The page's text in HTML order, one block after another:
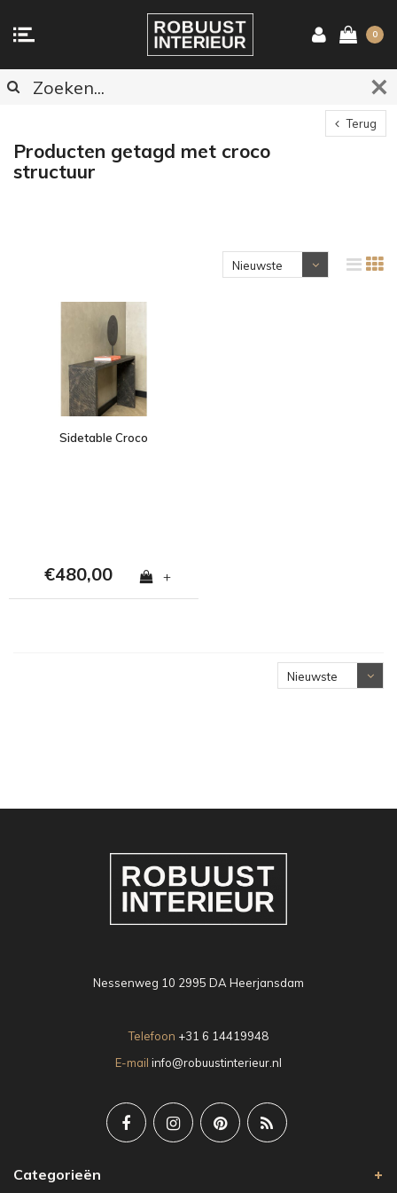
0
Terug
Producten getagd met croco
structuur
Nieuwste
Sidetable Croco
€480,00 +
Nieuwste
Nessenweg 10 2995 DA Heerjansdam
Telefoon +31 6 14419948
E-mail info@robuustinterieur.nl
Categorieën